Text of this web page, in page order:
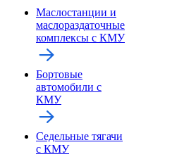
Маслостанции и
маслораздаточные
комплексы с КМУ
Бортовые
автомобили с
КМУ
Седельные тягачи
с КМУ